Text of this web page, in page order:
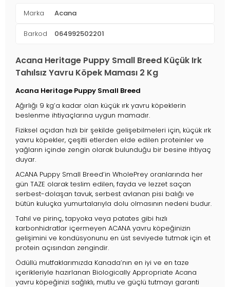
Marka Acana
Barkod 064992502201
Acana Heritage Puppy Small Breed Küçük Irk
Tahılsız Yavru Köpek Maması 2 Kg
Acana Heritage Puppy Small Breed
Ağırlığı 9 kg’a kadar olan küçük ırk yavru köpeklerin
beslenme ihtiyaçlarına uygun mamadır.
Fiziksel açıdan hızlı bir şekilde gelişebilmeleri için, küçük ırk
yavru köpekler, çeşitli etlerden elde edilen proteinler ve
yağların içinde zengin olarak bulunduğu bir besine ihtiyaç
duyar.
ACANA Puppy Small Breed’in WholePrey oranlarında her
gün TAZE olarak teslim edilen, fayda ve lezzet saçan
serbest-dolaşan tavuk, serbest avlanan pisi balığı ve
bütün kuluçka yumurtalarıyla dolu olmasının nedeni budur.
Tahıl ve pirinç, tapyoka veya patates gibi hızlı
karbonhidratlar içermeyen ACANA yavru köpeğinizin
gelişimini ve kondüsyonunu en üst seviyede tutmak için et
protein açısından zengindir.
Ödüllü mutfaklarımızda Kanada’nın en iyi ve en taze
içerikleriyle hazırlanan Biologically Appropriate Acana
yavru köpeğinizi sağlıklı, mutlu ve güçlü tutmayı garanti